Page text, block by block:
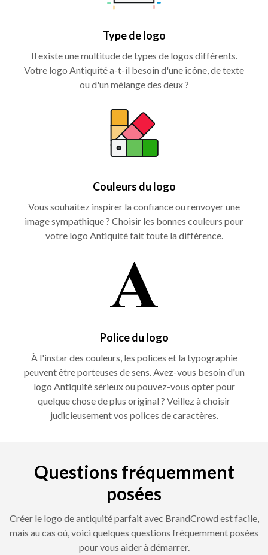
Type de logo
Il existe une multitude de types de logos différents.
Votre logo Antiquité a-t-il besoin d'une icône, de texte
ou d'un mélange des deux ?
Couleurs du logo
Vous souhaitez inspirer la confiance ou renvoyer une
image sympathique ? Choisir les bonnes couleurs pour
votre logo Antiquité fait toute la différence.
Police du logo
À l'instar des couleurs, les polices et la typographie
peuvent être porteuses de sens. Avez-vous besoin d'un
logo Antiquité sérieux ou pouvez-vous opter pour
quelque chose de plus original ? Veillez à choisir
judicieusement vos polices de caractères.
Questions fréquemment
posées
Créer le logo de antiquité parfait avec BrandCrowd est facile,
mais au cas où, voici quelques questions fréquemment posées
pour vous aider à démarrer.